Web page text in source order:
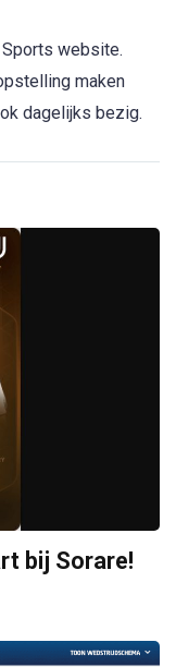
website.
maken
dagelijks bezig.
bij Sorare!